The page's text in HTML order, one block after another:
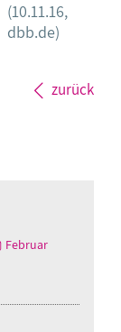
(10.11.16,
dbb.de)
zurück
Februar